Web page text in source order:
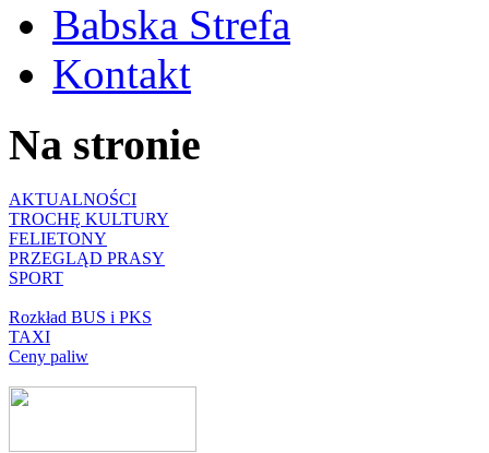
Babska Strefa
Kontakt
Na stronie
AKTUALNOŚCI
TROCHĘ KULTURY
FELIETONY
PRZEGLĄD PRASY
SPORT
Rozkład BUS i PKS
TAXI
Ceny paliw